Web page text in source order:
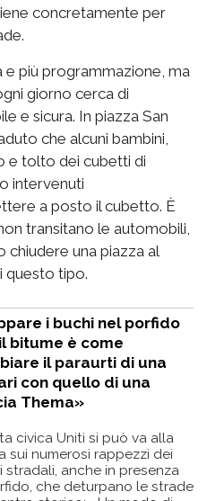
concretamente per
più programmazione, ma
giorno cerca di
e sicura. In piazza San
che alcuni bambini,
e tolto dei cubetti di
intervenuti
a posto il cubetto. È
transitano le automobili,
chiudere una piazza al
questo tipo.
i buchi nel porfido
bitume è come
il paraurti di una
con quello di una
Thema»
civica Uniti si può va alla
sui numerosi rappezzi dei
stradali, anche in presenza
che deturpano le strade